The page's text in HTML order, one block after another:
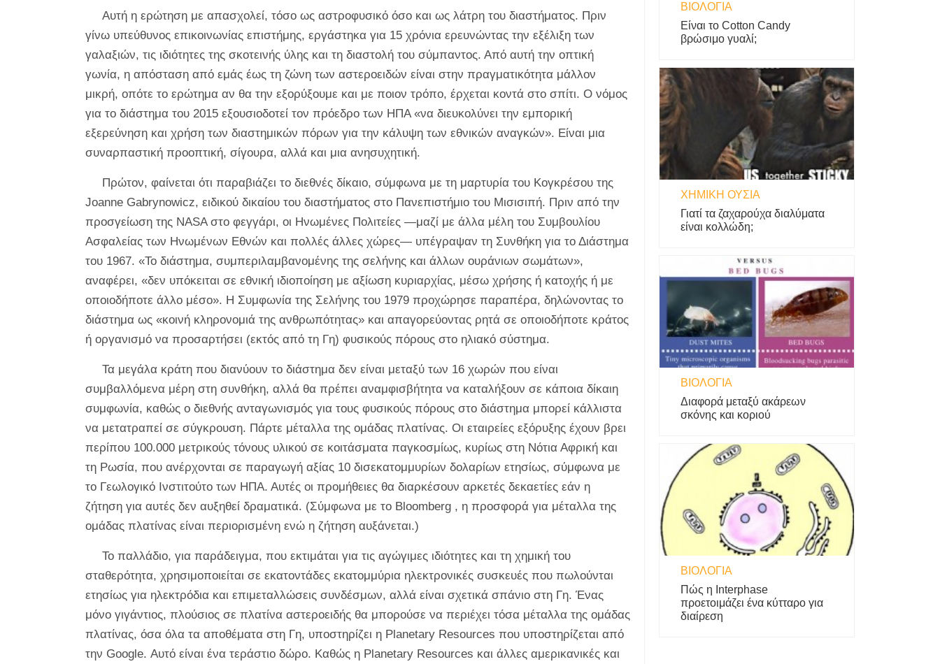
Αυτή η ερώτηση με απασχολεί, τόσο ως αστροφυσικό όσο και ως λάτρη του διαστήματος. Πριν
γίνω υπεύθυνος επικοινωνίας επιστήμης, εργάστηκα για 15 χρόνια ερευνώντας την εξέλιξη των
γαλαξιών, τις ιδιότητες της σκοτεινής ύλης και τη διαστολή του σύμπαντος. Από αυτή την οπτική
γωνία, η απόσταση από εμάς έως τη ζώνη των αστεροειδών είναι στην πραγματικότητα μάλλον
μικρή, οπότε το ερώτημα αν θα την εξορύξουμε και με ποιον τρόπο, έρχεται κοντά στο σπίτι. Ο νόμος
για το διάστημα του 2015 εξουσιοδοτεί τον πρόεδρο των ΗΠΑ «να διευκολύνει την εμπορική
εξερεύνηση και χρήση των διαστημικών πόρων για την κάλυψη των εθνικών αναγκών». Είναι μια
συναρπαστική προοπτική, σίγουρα, αλλά και μια ανησυχητική.
Πρώτον, φαίνεται ότι παραβιάζει το διεθνές δίκαιο, σύμφωνα με τη μαρτυρία του Κογκρέσου της
Joanne Gabrynowicz, ειδικού δικαίου του διαστήματος στο Πανεπιστήμιο του Μισισιπή. Πριν από την
προσγείωση της NASA στο φεγγάρι, οι Ηνωμένες Πολιτείες —μαζί με άλλα μέλη του Συμβουλίου
Ασφαλείας των Ηνωμένων Εθνών και πολλές άλλες χώρες— υπέγραψαν τη Συνθήκη για το Διάστημα
του 1967. «Το διάστημα, συμπεριλαμβανομένης της σελήνης και άλλων ουράνιων σωμάτων»,
αναφέρει, «δεν υπόκειται σε εθνική ιδιοποίηση με αξίωση κυριαρχίας, μέσω χρήσης ή κατοχής ή με
οποιοδήποτε άλλο μέσο». Η Συμφωνία της Σελήνης του 1979 προχώρησε παραπέρα, δηλώνοντας το
διάστημα ως «κοινή κληρονομιά της ανθρωπότητας» και απαγορεύοντας ρητά σε οποιοδήποτε κράτος
ή οργανισμό να προσαρτήσει (εκτός από τη Γη) φυσικούς πόρους στο ηλιακό σύστημα.
Τα μεγάλα κράτη που διανύουν το διάστημα δεν είναι μεταξύ των 16 χωρών που είναι
συμβαλλόμενα μέρη στη συνθήκη, αλλά θα πρέπει αναμφισβήτητα να καταλήξουν σε κάποια δίκαιη
συμφωνία, καθώς ο διεθνής ανταγωνισμός για τους φυσικούς πόρους στο διάστημα μπορεί κάλλιστα
να μετατραπεί σε σύγκρουση. Πάρτε μέταλλα της ομάδας πλατίνας. Οι εταιρείες εξόρυξης έχουν βρει
περίπου 100.000 μετρικούς τόνους υλικού σε κοιτάσματα παγκοσμίως, κυρίως στη Νότια Αφρική και
τη Ρωσία, που ανέρχονται σε παραγωγή αξίας 10 δισεκατομμυρίων δολαρίων ετησίως, σύμφωνα με
το Γεωλογικό Ινστιτούτο των ΗΠΑ. Αυτές οι προμήθειες θα διαρκέσουν αρκετές δεκαετίες εάν η
ζήτηση για αυτές δεν αυξηθεί δραματικά. (Σύμφωνα με το Bloomberg , η προσφορά για μέταλλα της
ομάδας πλατίνας είναι περιορισμένη ενώ η ζήτηση αυξάνεται.)
Το παλλάδιο, για παράδειγμα, που εκτιμάται για τις αγώγιμες ιδιότητες και τη χημική του
σταθερότητα, χρησιμοποιείται σε εκατοντάδες εκατομμύρια ηλεκτρονικές συσκευές που πωλούνται
ετησίως για ηλεκτρόδια και επιμεταλλώσεις συνδέσμων, αλλά είναι σχετικά σπάνιο στη Γη. Ένας
μόνο γιγάντιος, πλούσιος σε πλατίνα αστεροειδής θα μπορούσε να περιέχει τόσα μέταλλα της ομάδας
πλατίνας, όσα όλα τα αποθέματα στη Γη, υποστηρίζει η Planetary Resources που υποστηρίζεται από
την Google. Αυτό είναι ένα τεράστιο δώρο. Καθώς η Planetary Resources και άλλες αμερικανικές και
ΒΙΟΛΟΓΊΑ
Είναι το Cotton Candy
βρώσιμο γυαλί;
ΧΗΜΙΚΉ ΟΥΣΊΑ
Γιατί τα ζαχαρούχα διαλύματα
είναι κολλώδη;
ΒΙΟΛΟΓΊΑ
Διαφορά μεταξύ ακάρεων
σκόνης και κοριού
ΒΙΟΛΟΓΊΑ
Πώς η Interphase
προετοιμάζει ένα κύτταρο για
διαίρεση